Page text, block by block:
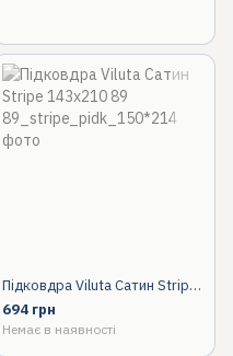
Підковдра Viluta Сатин Stripe 143х210 89
694 грн
Немає в наявності